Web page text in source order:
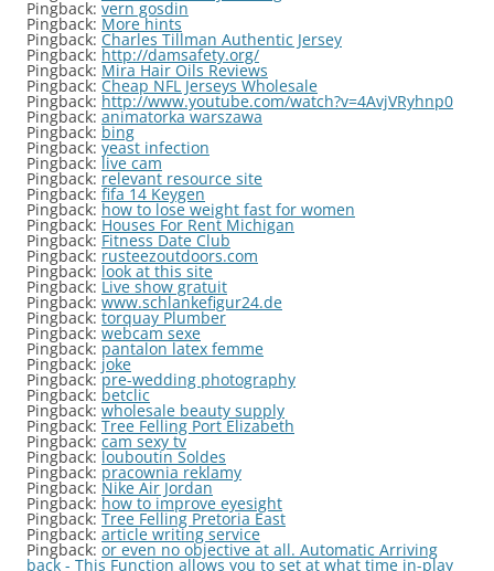
Pingback: vern gosdin
Pingback: More hints
Pingback: Charles Tillman Authentic Jersey
Pingback: http://damsafety.org/
Pingback: Mira Hair Oils Reviews
Pingback: Cheap NFL Jerseys Wholesale
Pingback: http://www.youtube.com/watch?v=4AvjVRyhnp0
Pingback: animatorka warszawa
Pingback: bing
Pingback: yeast infection
Pingback: live cam
Pingback: relevant resource site
Pingback: fifa 14 Keygen
Pingback: how to lose weight fast for women
Pingback: Houses For Rent Michigan
Pingback: Fitness Date Club
Pingback: rusteezoutdoors.com
Pingback: look at this site
Pingback: Live show gratuit
Pingback: www.schlankefigur24.de
Pingback: torquay Plumber
Pingback: webcam sexe
Pingback: pantalon latex femme
Pingback: joke
Pingback:pre-wedding photography
Pingback: betclic
Pingback: wholesale beauty supply
Pingback: Tree Felling Port Elizabeth
Pingback: cam sexy tv
Pingback: louboutin Soldes
Pingback: pracownia reklamy
Pingback: Nike Air Jordan
Pingback: how to improve eyesight
Pingback: Tree Felling Pretoria East
Pingback: article writing service
Pingback: or even no objective at all. Automatic Arriving
back - This Function allows you to set at what time in-play